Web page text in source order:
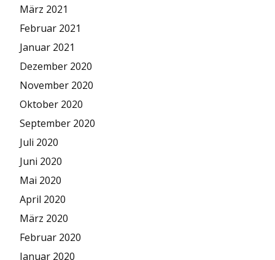
März 2021
Februar 2021
Januar 2021
Dezember 2020
November 2020
Oktober 2020
September 2020
Juli 2020
Juni 2020
Mai 2020
April 2020
März 2020
Februar 2020
Januar 2020